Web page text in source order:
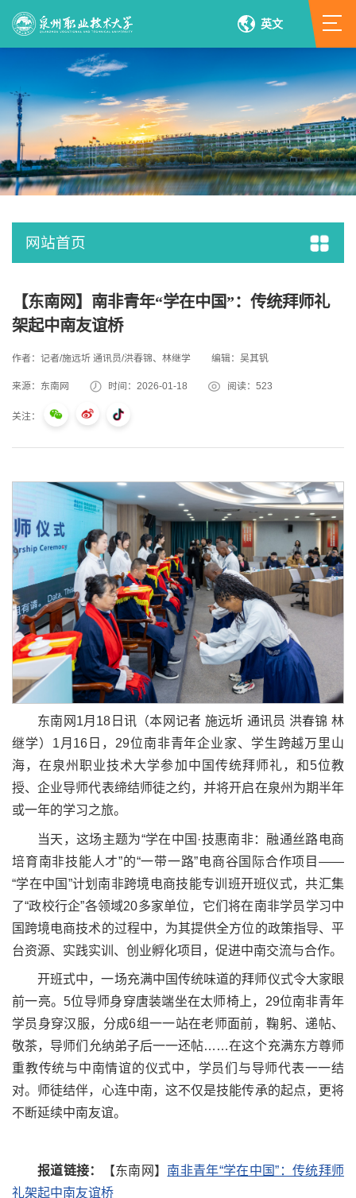
英文
网站首页
【东南网】南非青年“学在中国”：传统拜师礼
架起中南友谊桥
作者：记者/施远圻 通讯员/洪春锦、林继学 编辑：吴其钒
来源：东南网 时间：2026-01-18 阅读： 523
关注：
东南网1月18日讯（本网记者 施远圻 通讯员 洪春锦 林
继学）1月16日，29位南非青年企业家、学生跨越万里山
海，在泉州职业技术大学参加中国传统拜师礼，和5位教
授、企业导师代表缔结师徒之约，并将开启在泉州为期半年
或一年的学习之旅。
当天，这场主题为“学在中国·技惠南非：融通丝路电商
培育南非技能人才”的“一带一路”电商谷国际合作项目——
“学在中国”计划南非跨境电商技能专训班开班仪式，共汇集
了“政校行企”各领域20多家单位，它们将在南非学员学习中
国跨境电商技术的过程中，为其提供全方位的政策指导、平
台资源、实践实训、创业孵化项目，促进中南交流与合作。
开班式中，一场充满中国传统味道的拜师仪式令大家眼
前一亮。5位导师身穿唐装端坐在太师椅上，29位南非青年
学员身穿汉服，分成6组一一站在老师面前，鞠躬、递帖、
敬茶，导师们允纳弟子后一一还帖……在这个充满东方尊师
重教传统与中南情谊的仪式中，学员们与导师代表一一结
对。师徒结伴，心连中南，这不仅是技能传承的起点，更将
不断延续中南友谊。
报道链接： 【东南网】 南非青年“学在中国”：传统拜师
礼架起中南友谊桥